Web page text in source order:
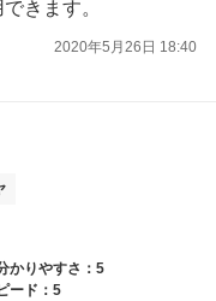
きます。
2020年5月26日 18:40
かりやすさ：5
ード：5